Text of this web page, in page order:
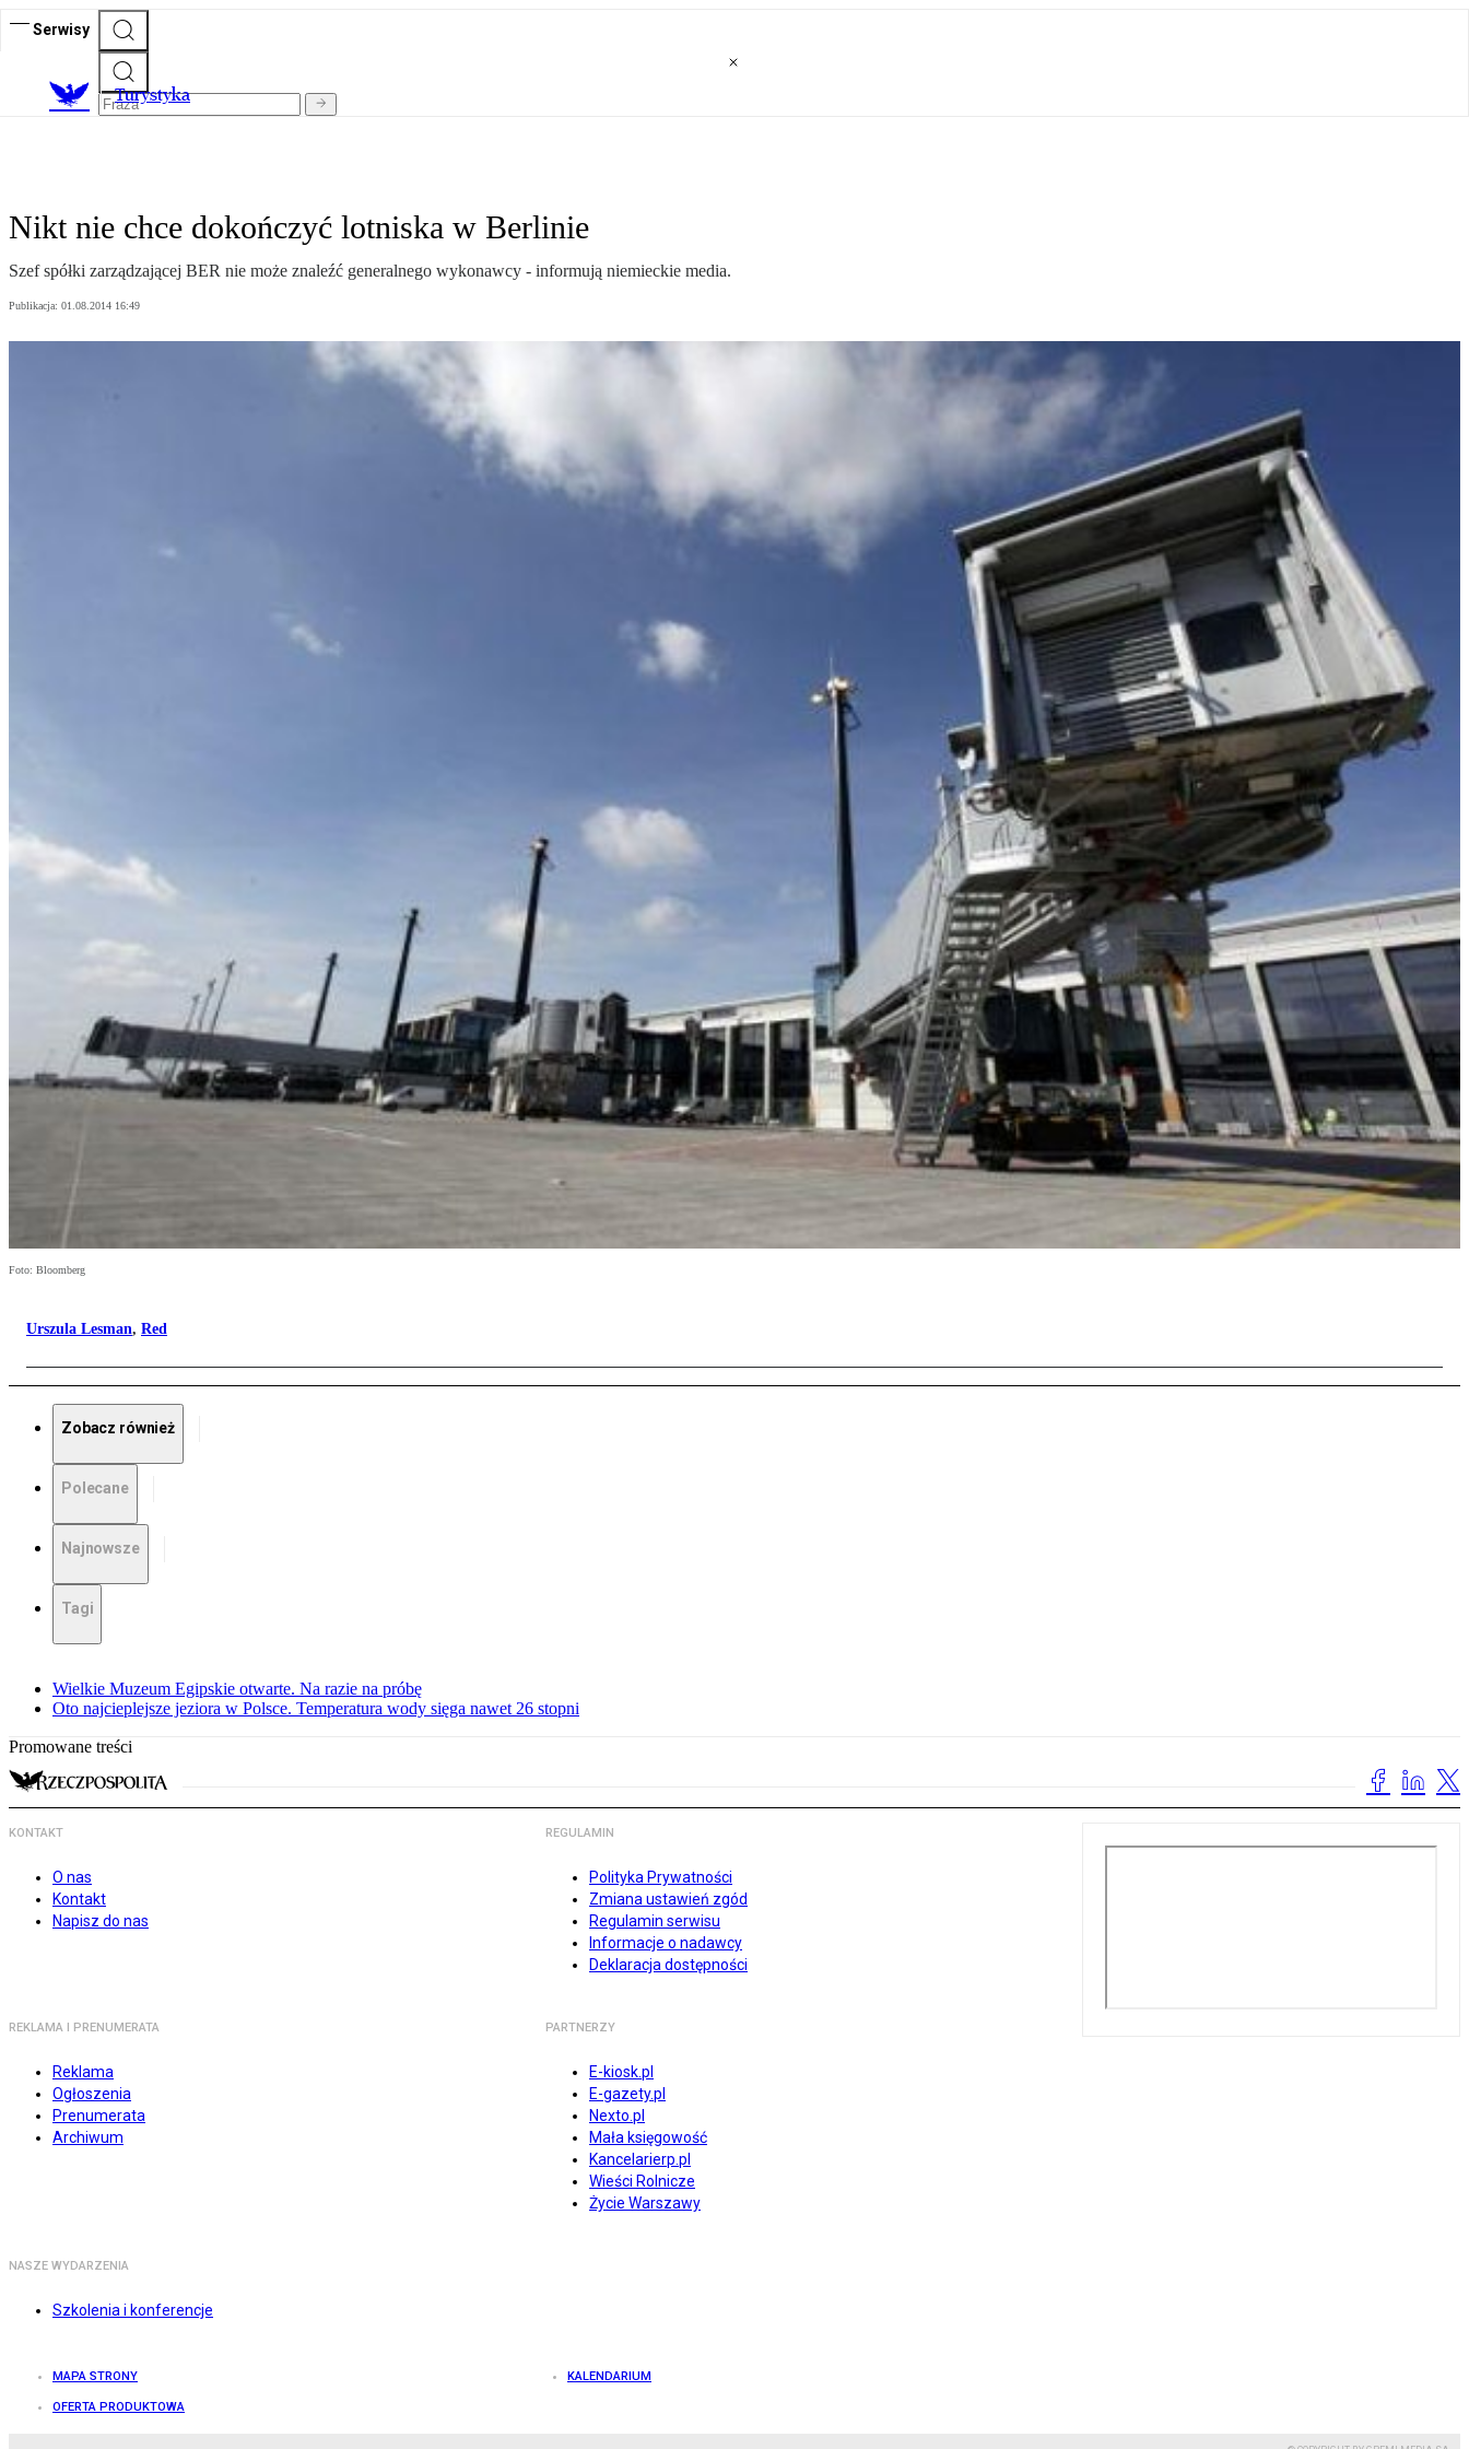
Serwisy
Turystyka
Nikt nie chce dokończyć lotniska w Berlinie
Szef spółki zarządzającej BER nie może znaleźć generalnego wykonawcy - informują niemieckie media.
Publikacja: 01.08.2014 16:49
Foto: Bloomberg
Urszula Lesman, Red
Zobacz również
Polecane
Najnowsze
Tagi
Wielkie Muzeum Egipskie otwarte. Na razie na próbę
Oto najcieplejsze jeziora w Polsce. Temperatura wody sięga nawet 26 stopni
Promowane treści
KONTAKT
O nas
Kontakt
Napisz do nas
REGULAMIN
Polityka Prywatności
Zmiana ustawień zgód
Regulamin serwisu
Informacje o nadawcy
Deklaracja dostępności
REKLAMA I PRENUMERATA
Reklama
Ogłoszenia
Prenumerata
Archiwum
PARTNERZY
E-kiosk.pl
E-gazety.pl
Nexto.pl
Mała księgowość
Kancelarierp.pl
Wieści Rolnicze
Życie Warszawy
NASZE WYDARZENIA
Szkolenia i konferencje
MAPA STRONY KALENDARIUM
OFERTA PRODUKTOWA